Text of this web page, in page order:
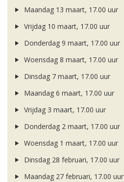
Maandag 13 maart, 17.00 uur
Vrijdag 10 maart, 17.00 uur
Donderdag 9 maart, 17.00 uur
Woensdag 8 maart, 17.00 uur
Dinsdag 7 maart, 17.00 uur
Maandag 6 maart, 17.00 uur
Vrijdag 3 maart, 17.00 uur
Donderdag 2 maart, 17.00 uur
Woensdag 1 maart, 17.00 uur
Dinsdag 28 februari, 17.00 uur
Maandag 27 februari, 17.00 uur